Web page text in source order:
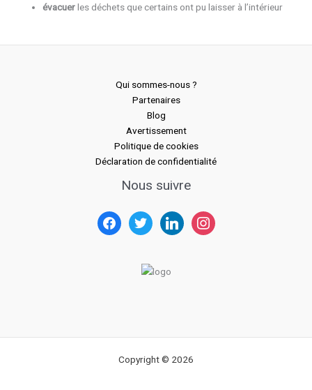
évacuerles déchets que certains ont pu laisser à l’intérieur
Qui sommes-nous ?
Partenaires
Blog
Avertissement
Politique de cookies
Déclaration de confidentialité
Nous suivre
facebooktwitter linkedininstagram
Copyright © 2026